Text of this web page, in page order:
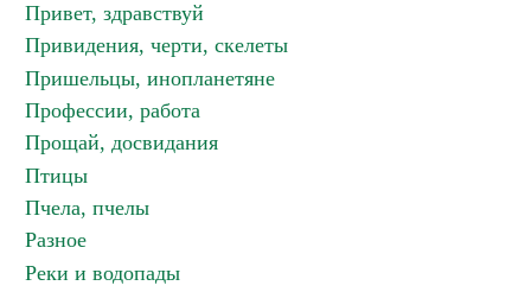
Привет, здравствуй
Привидения, черти, скелеты
Пришельцы, инопланетяне
Профессии, работа
Прощай, досвидания
Птицы
Пчела, пчелы
Разное
Реки и водопады